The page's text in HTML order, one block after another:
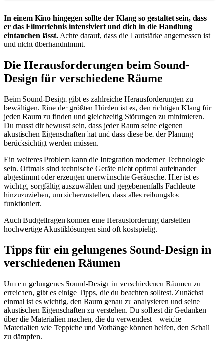
In einem Kino hingegen sollte der Klang so gestaltet sein, dass
er das Filmerlebnis intensiviert und dich in die Handlung
eintauchen lässt. Achte darauf, dass die Lautstärke angemessen ist
und nicht überhandnimmt.
Die Herausforderungen beim Sound-
Design für verschiedene Räume
Beim Sound-Design gibt es zahlreiche Herausforderungen zu
bewältigen. Eine der größten Hürden ist es, den richtigen Klang für
jeden Raum zu finden und gleichzeitig Störungen zu minimieren.
Du musst dir bewusst sein, dass jeder Raum seine eigenen
akustischen Eigenschaften hat und dass diese bei der Planung
berücksichtigt werden müssen.
Ein weiteres Problem kann die Integration moderner Technologie
sein. Oftmals sind technische Geräte nicht optimal aufeinander
abgestimmt oder erzeugen unerwünschte Geräusche. Hier ist es
wichtig, sorgfältig auszuwählen und gegebenenfalls Fachleute
hinzuzuziehen, um sicherzustellen, dass alles reibungslos
funktioniert.
Auch Budgetfragen können eine Herausforderung darstellen –
hochwertige Akustiklösungen sind oft kostspielig.
Tipps für ein gelungenes Sound-Design in
verschiedenen Räumen
Um ein gelungenes Sound-Design in verschiedenen Räumen zu
erreichen, gibt es einige Tipps, die du beachten solltest. Zunächst
einmal ist es wichtig, den Raum genau zu analysieren und seine
akustischen Eigenschaften zu verstehen. Du solltest dir Gedanken
über die Materialien machen, die du verwendest – weiche
Materialien wie Teppiche und Vorhänge können helfen, den Schall
zu dämpfen.